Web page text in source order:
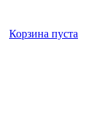
Корзина пуста